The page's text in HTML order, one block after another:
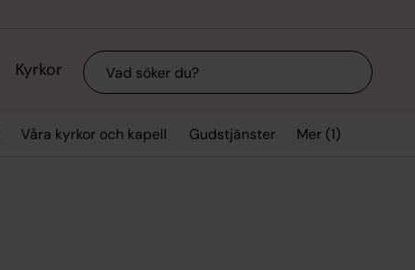
Kyrkor Sök
Våra kyrkor och kapell Gudstjänster Mer (1)